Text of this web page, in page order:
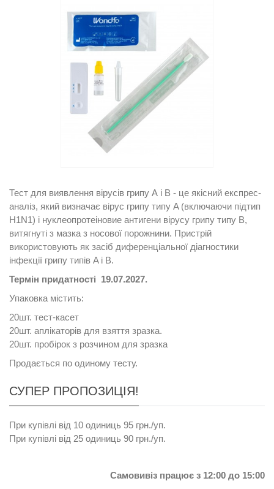
Тест для виявлення вірусів грипу А і В - це якісний експрес-
аналіз, який визначає вірус грипу типу A (включаючи підтип
H1N1) і нуклеопротеіновие антигени вірусу грипу типу B,
витягнуті з мазка з носової порожнини. Пристрій
використовують як засіб диференціальної діагностики
інфекції грипу типів A і B.
Термін придатності 19.07.2027.
Упаковка містить:
20шт. тест-касет
20шт. аплікаторів для взяття зразка.
20шт. пробірок з розчином для зразка
Продається по одиному тесту.
СУПЕР ПРОПОЗИЦІЯ!
При купівлі від 10 одиниць 95 грн./уп.
При купівлі від 25 одиниць 90 грн./уп.
Самовивіз працює з 12:00 до 15:00